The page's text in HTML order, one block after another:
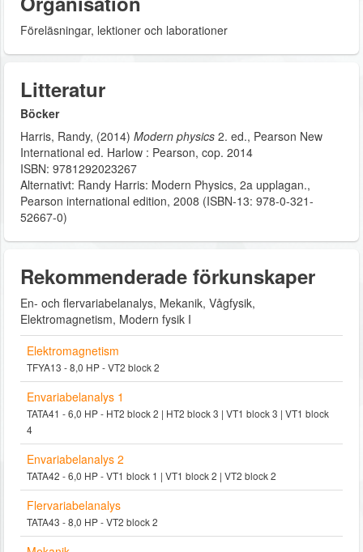
Föreläsningar, lektioner och laborationer
Litteratur
Böcker
Harris, Randy, (2014) Modern physics 2. ed., Pearson New
International ed. Harlow : Pearson, cop. 2014
ISBN: 9781292023267
Alternativt: Randy Harris: Modern Physics, 2a upplagan.,
Pearson international edition, 2008 (ISBN-13: 978-0-321-
52667-0)
Rekommenderade förkunskaper
En- och flervariabelanalys, Mekanik, Vågfysik,
Elektromagnetism, Modern fysik I
Elektromagnetism
TFYA13 - 8,0 HP - VT2 block 2
Envariabelanalys 1
TATA41 - 6,0 HP - HT2 block 2 | HT2 block 3 | VT1 block 3 | VT1 block
4
Envariabelanalys 2
TATA42 - 6,0 HP - VT1 block 1 | VT1 block 2 | VT2 block 2
Flervariabelanalys
TATA43 - 8,0 HP - VT2 block 2